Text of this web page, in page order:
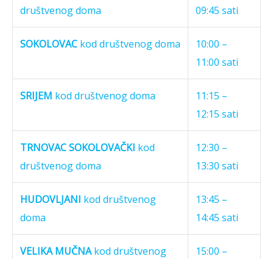
društvenog doma
09:45 sati
SOKOLOVAC kod društvenog doma
10:00 –
11:00 sati
SRIJEM kod društvenog doma
11:15 –
12:15 sati
TRNOVAC SOKOLOVAČKI kod
društvenog doma
12:30 –
13:30 sati
HUDOVLJANI kod društvenog
doma
13:45 –
14:45 sati
VELIKA MUČNAkod društvenog
15:00 –